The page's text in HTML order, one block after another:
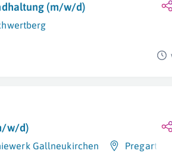
(m/w/d)
w/d)
Gallneukirchen Pregarten